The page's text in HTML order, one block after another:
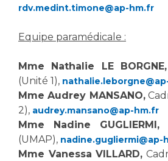
rdv.medint.timone@ap-hm.fr
Equipe paramédicale :
Mme Nathalie LE BORGNE,
(Unité 1),
Mme Audrey MANSANO,
2), audrey.mansano@ap-hm.fr
Mme Nadine GUGLIERMI,
(UMAP), nadine.gugliermi@ap-
Mme Vanessa VILLARD,